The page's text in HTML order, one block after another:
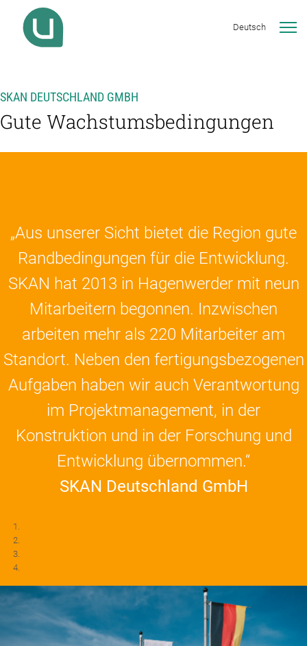
Deutsch
SKAN DEUTSCHLAND GMBH
Gute Wachstumsbedingungen
„Aus unserer Sicht bietet die Region gute
Randbedingungen für die Entwicklung.
SKAN hat 2013 in Hagenwerder mit neun
Mitarbeitern begonnen. Inzwischen
arbeiten mehr als 220 Mitarbeiter am
Standort. Neben den fertigungsbezogenen
Aufgaben haben wir auch Verantwortung
im Projektmanagement, in der
Konstruktion und in der Forschung und
Entwicklung übernommen.“
SKAN Deutschland GmbH